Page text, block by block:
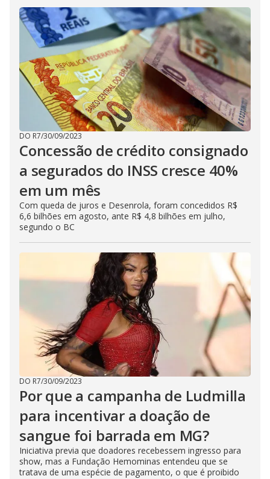
DO R7/30/09/2023
Concessão de crédito consignado
a segurados do INSS cresce 40%
em um mês
Com queda de juros e Desenrola, foram concedidos R$
6,6 bilhões em agosto, ante R$ 4,8 bilhões em julho,
segundo o BC
DO R7/30/09/2023
Por que a campanha de Ludmilla
para incentivar a doação de
sangue foi barrada em MG?
Iniciativa previa que doadores recebessem ingresso para
show, mas a Fundação Hemominas entendeu que se
tratava de uma espécie de pagamento, o que é proibido